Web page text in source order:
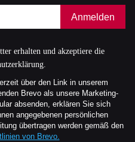
Anmelden
erhalten und akzeptiere die
über den Link in unserem
Brevo als unsere Marketing-
absenden, erklären Sie sich
angegebenen persönlichen
übertragen werden gemäß den
von Brevo.